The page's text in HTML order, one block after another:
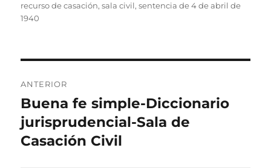
recurso de casación,sala civil,sentencia de 4 de abril de
1940
de
entradas
ANTERIOR
Entrada
anterior:
Buena fe simple-Diccionario
jurisprudencial-Sala de
Casación Civil